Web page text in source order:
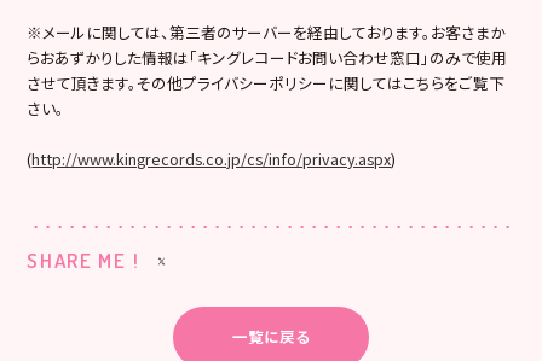
※メールに関しては、第三者のサーバーを経由しております。お客さまか
らおあずかりした情報は「キングレコードお問い合わせ窓口」のみで使用
させて頂きます。その他プライバシーポリシーに関してはこちらをご覧下
さい。
(http://www.kingrecords.co.jp/cs/info/privacy.aspx)
SHARE ME !
一覧に戻る